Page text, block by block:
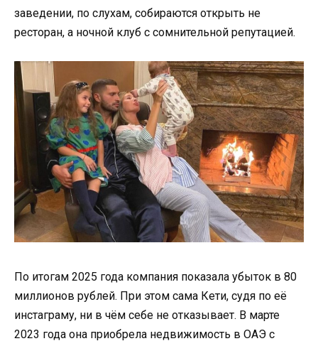
заведении, по слухам, собираются открыть не
ресторан, а ночной клуб с сомнительной репутацией.
По итогам 2025 года компания показала убыток в 80
миллионов рублей. При этом сама Кети, судя по её
инстаграму, ни в чём себе не отказывает. В марте
2023 года она приобрела недвижимость в ОАЭ с